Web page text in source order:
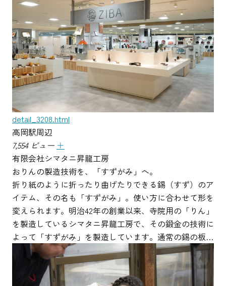
detail_3208.html
高岡駅周辺
7,554 ビュー ＋
有限会社シマタニ昇龍工房
おりんの製造技術を、「すずがみ」へ。
折り紙のように折ったり曲げたりできる錫（すず）のア
イテム、その名も「すずがみ」。使い方に合わせて形を
変えられます。明治42年の創業以来、寺院用の「りん」
を製造しているシマタニ昇龍工房で、その鍛金の技術に
よって「すずがみ」を製造しています。通常の錫の板…